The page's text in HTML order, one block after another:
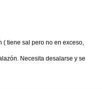
tiene sal pero no en exceso,
Necesita desalarse y se